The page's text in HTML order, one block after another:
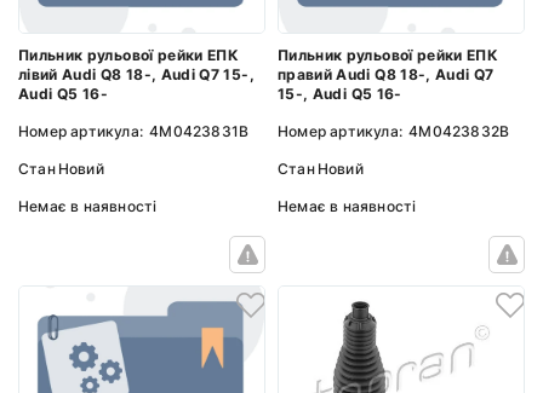
Пильник рульової рейки ЕПК
лівий Audi Q8 18-, Audi Q7 15-,
Audi Q5 16-
Номер артикула: 4M0423831B
Стан Новий
Немає в наявності
Пильник рульової рейки ЕПК
правий Audi Q8 18-, Audi Q7
15-, Audi Q5 16-
Номер артикула: 4M0423832B
Стан Новий
Немає в наявності